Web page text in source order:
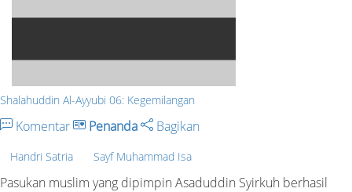
Shalahuddin Al-Ayyubi 06: Kegemilangan
Komentar Penanda Bagikan
Handri Satria Sayf Muhammad Isa
Pasukan muslim yang dipimpin Asaduddin Syirkuh berhasil